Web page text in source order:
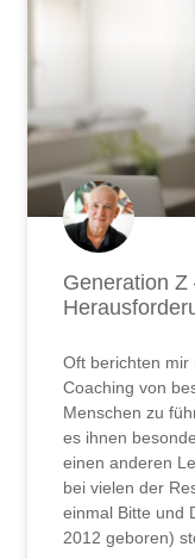
Generation Z
Oft berichten mir
Coaching von
Menschen zu
es ihnen
einen anderen
bei vielen der
einmal Bitte und
2012 geboren)